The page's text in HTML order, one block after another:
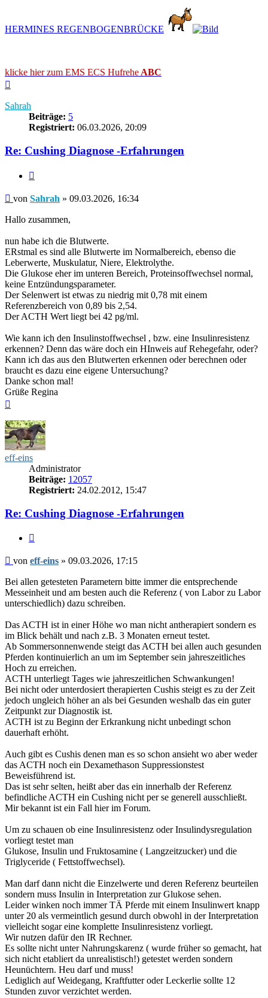
HERMINES REGENBOGENBRÜCKE
klicke hier zum EMS ECS Hufrehe ABC
Sahrah
Beiträge: 5
Registriert: 06.03.2026, 20:09
Re: Cushing Diagnose -Erfahrungen
Beitrag
von Sahrah » 09.03.2026, 16:34
Hallo zusammen,
nun habe ich die Blutwerte.
ERstmal es sind alle Blutwerte im Normalbereich, ebenso die
Leberwerte, Muskulatur, Niere, Elektrolythe.
Die Glukose eher im unteren Bereich, Proteinsoffwechsel normal,
keine Entzündungsparameter.
Der Selenwert ist etwas zu niedrig mit 0,78 mit einem
Referenzbereich von 0,89 bis 2,54.
Der ACTH Wert liegt bei 42 pg/ml.
Wie kann ich den Insulinstoffwechsel , bzw. eine Insulinresistenz
erkennen? Denn das wäre doch ein HInweis auf Rehegefahr, oder?
Kann ich das aus den Blutwerten erkennen oder berechnen oder
braucht es dazu eine eigene Untersuchung?
Danke schon mal!
Grüße Regina
eff-eins
Administrator
Beiträge: 12057
Registriert: 24.02.2012, 15:47
Re: Cushing Diagnose -Erfahrungen
Beitrag
von eff-eins » 09.03.2026, 17:15
Bei allen getesteten Parametern bitte immer die entsprechende
Messeinheit und am besten auch die Referenz ( von Labor zu Labor
unterschiedlich) dazu schreiben.
Das ACTH ist in einer Höhe wo man nicht antherapiert sondern es
im Blick behält und nach z.B. 3 Monaten erneut testet.
Ab Sommersonnenwende steigt das ACTH bei allen auch gesunden
Pferden kontinuierlich an um im September sein jahreszeitliches
Hoch zu erreichen.
ACTH unterliegt Tages wie jahreszeitlichen Schwankungen!
Bei nicht oder unterdosiert therapierten Cushis steigt es zu der Zeit
jedoch ungleich höher an als bei Gesunden weshalb das ein guter
Zeitpunkt zur Diagnostik ist.
ACTH ist zu Beginn der Erkrankung nicht unbedingt schon
dauerhaft erhöht.
Auch gibt es Cushis denen man es so schon ansieht wo aber weder
das ACTH noch ein Dexamethason Suppressionstest
Beweisführend ist.
Das ist sehr selten, heißt aber das ein innerhalb der Referenz
befindliche ACTH ein Cushing nicht per se generell ausschließt.
Mir bekannt ist ein Fall hier im Forum.
Um zu schauen ob eine Insulinresistenz oder Insulindysregulation
vorliegt testet man
Glukose, Insulin und Fruktosamine ( Langzeitzucker) und die
Triglyceride ( Fettstoffwechsel).
Man darf dann nicht die Einzelwerte und deren Referenz beurteilen
sondern muss Insulin in Interpretation zur Glukose sehen.
Leider winken noch immer TÄ Pferde mit einem Insulinwert knapp
unter 20 als vermeintlich gesund durch obwohl in der Interpretation
vielleicht sogar eine komplette Insulinresistenz vorliegt.
Wir nutzen dafür den IR Rechner.
Es sollte nicht unter Nahrungskarenz ( wurde früher so gemacht, hat
sich nicht etabliert da unrealistisch!) getestet werden sondern
Heunüchtern. Heu darf und muss!
Lediglich auf Weidegang, Kraftfutter oder Leckerlie sollte 12
Stunden zuvor verzichtet werden.